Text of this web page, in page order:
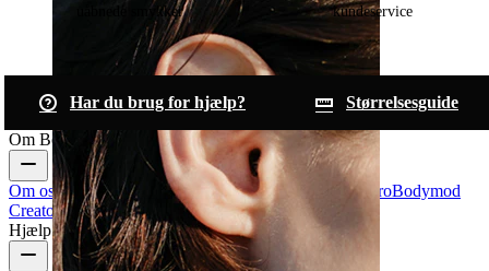
uåbnede smykker
kundeservice
Har du brug for hjælp?
Størrelsesguide
Om Bodymod
Om osBlogHandelsbetingelserKontakt os Bodymod ProBodymod
CreatorsBodymod-anmeldelser
Hjælp & info